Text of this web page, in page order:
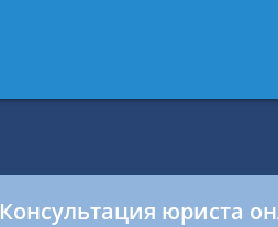
8
Консультация юриста